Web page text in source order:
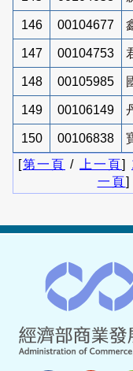
146 00104677
147 00104753
148 00105985
149 00106149
150 00106838
[第一頁 / 上一頁]
一頁]